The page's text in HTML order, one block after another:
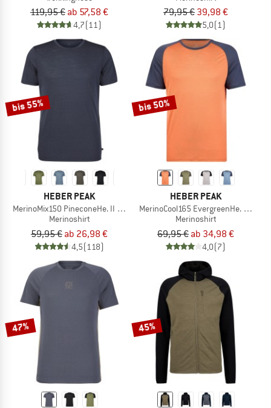
119,95 € ab 57,58 €
4,7(11)
79,95 € 39,98 €
5,0(1)
bis 55%
HEBER PEAK
MerinoMix150 PineconeHe. II T-Shirt
Merinoshirt
59,95 € ab 26,98 €
4,5(118)
bis 50%
HEBER PEAK
MerinoCool165 EvergreenHe. T-Shirt
Merinoshirt
69,95 € ab 34,98 €
4,0(7)
47% 45%